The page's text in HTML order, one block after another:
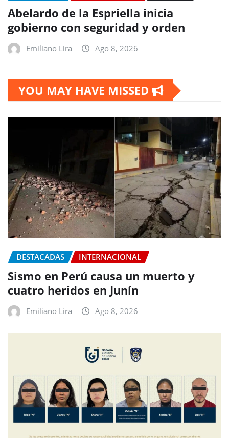
Abelardo de la Espriella inicia
gobierno con seguridad y orden
Emiliano Lira Ago 8, 2026
YOU MAY HAVE MISSED
DESTACADAS INTERNACIONAL
Sismo en Perú causa un muerto y
cuatro heridos en Junín
Emiliano Lira Ago 8, 2026